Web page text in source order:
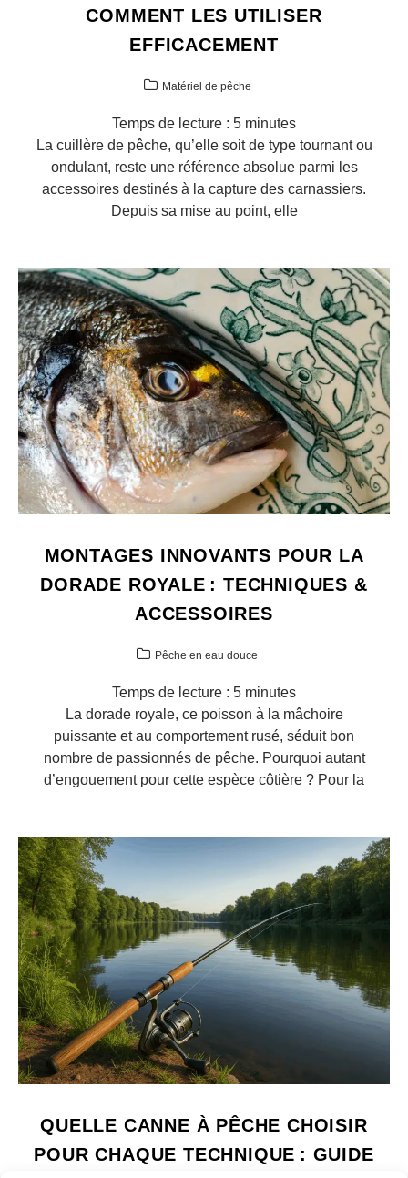
COMMENT LES UTILISER
EFFICACEMENT
Matériel de pêche
Temps de lecture : 5 minutes
La cuillère de pêche, qu’elle soit de type tournant ou
ondulant, reste une référence absolue parmi les
accessoires destinés à la capture des carnassiers.
Depuis sa mise au point, elle
MONTAGES INNOVANTS POUR LA
DORADE ROYALE : TECHNIQUES &
ACCESSOIRES
Pêche en eau douce
Temps de lecture : 5 minutes
La dorade royale, ce poisson à la mâchoire
puissante et au comportement rusé, séduit bon
nombre de passionnés de pêche. Pourquoi autant
d’engouement pour cette espèce côtière ? Pour la
QUELLE CANNE À PÊCHE CHOISIR
POUR CHAQUE TECHNIQUE : GUIDE